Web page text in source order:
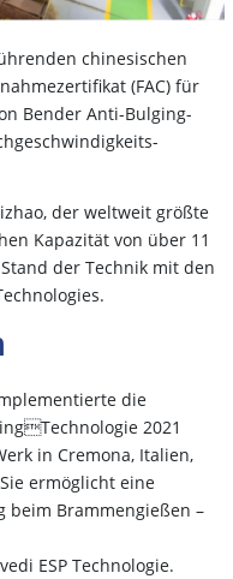
chinesischen
(FAC) für
Bender Anti-Bulging-
der weltweit größte
Kapazität von über 11
der Technik mit den
die
2021
in Cremona, Italien,
ermöglicht eine
beim Brammengießen –
ESP Technologie.